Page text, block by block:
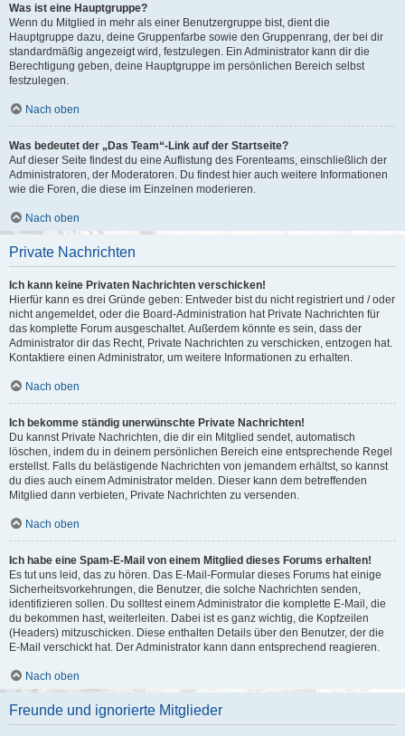
Was ist eine Hauptgruppe?
Wenn du Mitglied in mehr als einer Benutzergruppe bist, dient die
Hauptgruppe dazu, deine Gruppenfarbe sowie den Gruppenrang, der bei dir
standardmäßig angezeigt wird, festzulegen. Ein Administrator kann dir die
Berechtigung geben, deine Hauptgruppe im persönlichen Bereich selbst
festzulegen.
Nach oben
Was bedeutet der „Das Team“-Link auf der Startseite?
Auf dieser Seite findest du eine Auflistung des Forenteams, einschließlich der
Administratoren, der Moderatoren. Du findest hier auch weitere Informationen
wie die Foren, die diese im Einzelnen moderieren.
Nach oben
Private Nachrichten
Ich kann keine Privaten Nachrichten verschicken!
Hierfür kann es drei Gründe geben: Entweder bist du nicht registriert und / oder
nicht angemeldet, oder die Board-Administration hat Private Nachrichten für
das komplette Forum ausgeschaltet. Außerdem könnte es sein, dass der
Administrator dir das Recht, Private Nachrichten zu verschicken, entzogen hat.
Kontaktiere einen Administrator, um weitere Informationen zu erhalten.
Nach oben
Ich bekomme ständig unerwünschte Private Nachrichten!
Du kannst Private Nachrichten, die dir ein Mitglied sendet, automatisch
löschen, indem du in deinem persönlichen Bereich eine entsprechende Regel
erstellst. Falls du belästigende Nachrichten von jemandem erhältst, so kannst
du dies auch einem Administrator melden. Dieser kann dem betreffenden
Mitglied dann verbieten, Private Nachrichten zu versenden.
Nach oben
Ich habe eine Spam-E-Mail von einem Mitglied dieses Forums erhalten!
Es tut uns leid, das zu hören. Das E-Mail-Formular dieses Forums hat einige
Sicherheitsvorkehrungen, die Benutzer, die solche Nachrichten senden,
identifizieren sollen. Du solltest einem Administrator die komplette E-Mail, die
du bekommen hast, weiterleiten. Dabei ist es ganz wichtig, die Kopfzeilen
(Headers) mitzuschicken. Diese enthalten Details über den Benutzer, der die
E-Mail verschickt hat. Der Administrator kann dann entsprechend reagieren.
Nach oben
Freunde und ignorierte Mitglieder